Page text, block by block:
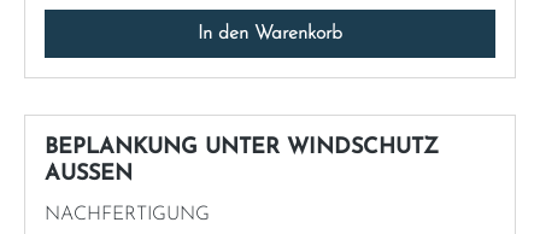
In den Warenkorb
BEPLANKUNG UNTER WINDSCHUTZ
AUSSEN
NACHFERTIGUNG